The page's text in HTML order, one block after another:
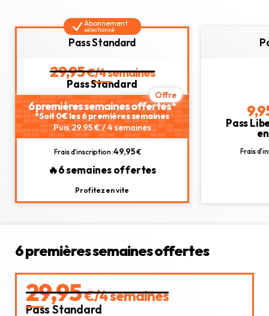
Abonnement
sélectionné
Pass Standard
29,95€/4 semaines
Pass Standard
6 premières semaines offertes*
*Soit 0€ les 6 premières semaines
Puis 29.95 € / 4 semaines
Frais d'inscription :49,95€
🔥6 semaines offertes
Profitez en vite
Pass
Frais
6 premières semaines offertes
29,95€/4 semaines
Pass Standard